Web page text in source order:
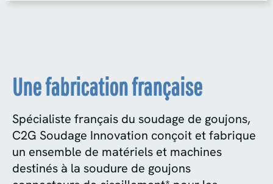
Une fabrication française
Spécialiste français du soudage de goujons,
C2G Soudage Innovation conçoit et fabrique
un ensemble de matériels et machines
destinés à la soudure de goujons